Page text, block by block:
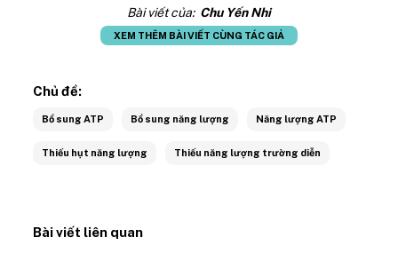
Bài viết của: Chu Yến Nhi
XEM THÊM BÀI VIẾT CÙNG TÁC GIẢ
Chủ đề:
Bổ sung ATP Bổ sung năng lượng Năng lượng ATP
Thiếu hụt năng lượng Thiếu năng lượng trường diễn
Bài viết liên quan